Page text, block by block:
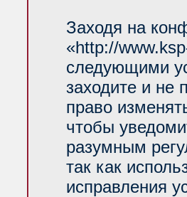
Заходя на
«http://
следующими
заходите и
право
чтобы
разумным
так как
исправления